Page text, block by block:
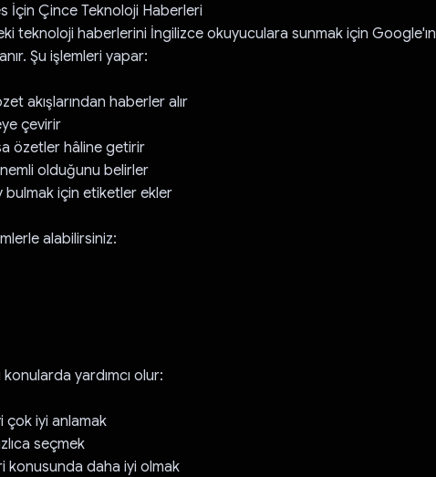
İçin Çince Teknoloji Haberleri
teknoloji haberlerini İngilizce okuyuculara sunmak için Google'ın
Şu işlemleri yapar:
akışlarından haberler alır
çevirir
özetler hâline getirir
olduğunu belirler
bulmak için etiketler ekler
alabilirsiniz:
yardımcı olur:
çok iyi anlamak
seçmek
konusunda daha iyi olmak